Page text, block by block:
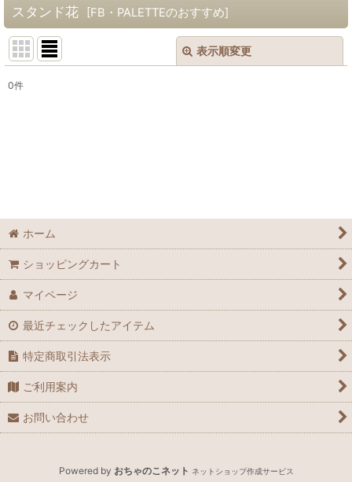
スタンド花 [FB・PALETTEのおすすめ]
表示順変更
0件
ホーム
ショッピングカート
マイページ
最近チェックしたアイテム
特定商取引法表示
ご利用案内
お問い合わせ
Powered by おちゃのこネット ネットショップ作成サービス